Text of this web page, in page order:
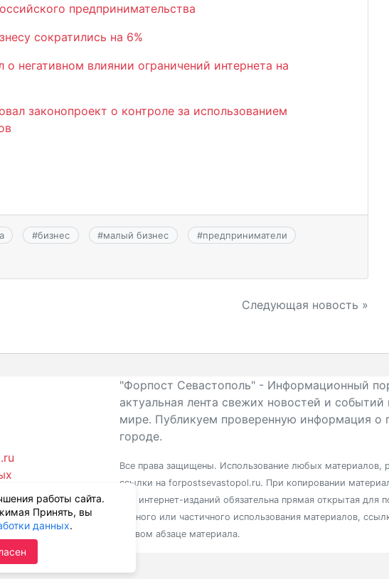
предпринимательства
сократились на 6%
о негативном влиянии ограничений интернета на
законопроект о контроле за использованием
#бизнес #малый бизнес #предприниматели
Следующая новость »
"Форпост Севастополь" - Информационный
актуальная лента свежих новостей и
мире. Публикуем проверенную информация о
городе.
Все права защищены. Использование любых материалов,
ссылки на forpostsevastopol.ru. При копировании
для интернет-изданий обязательна прямая открытая
полного или частичного использования материалов,
первом абзаце материала.
работы сайта.
Принять, вы
данных.